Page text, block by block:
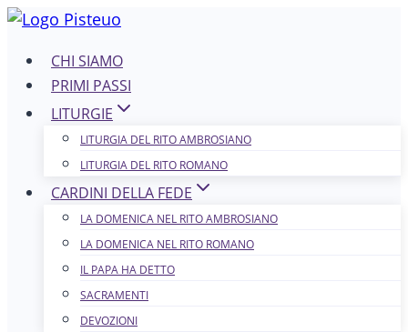
Salta
contenutoCHI SIAMO
PRIMI PASSI
LITURGIE
LITURGIA DEL RITO AMBROSIANO
LITURGIA DEL RITO ROMANO
CARDINI DELLA FEDE
LA DOMENICA NEL R​​​​​​ITO AMBROSIANO
LA DOMENICA NEL RITO ROMANO
IL PAPA HA DETTO
SACRAMENTI
DEVOZIONI